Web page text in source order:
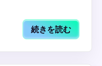
続きを読む